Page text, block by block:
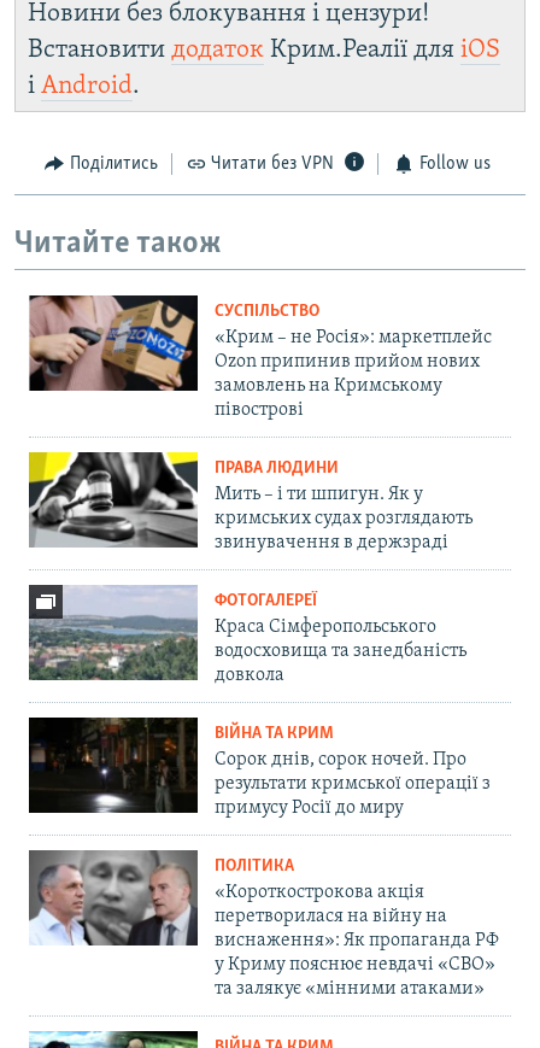
Новини без блокування і цензури!
Встановити додаток Крим.Реалії для iOS
і Android.
Поділитись Читати без VPN Follow us
Читайте також
СУСПІЛЬСТВО
«Крим – не Росія»: маркетплейс
Ozon припинив прийом нових
замовлень на Кримському
півострові
ПРАВА ЛЮДИНИ
Мить – і ти шпигун. Як у
кримських судах розглядають
звинувачення в держзраді
ФОТОГАЛЕРЕЇ
Краса Сімферопольського
водосховища та занедбаність
довкола
ВІЙНА ТА КРИМ
Сорок днів, сорок ночей. Про
результати кримської операції з
примусу Росії до миру
ПОЛІТИКА
«Короткострокова акція
перетворилася на війну на
виснаження»: Як пропаганда РФ
у Криму пояснює невдачі «СВО»
та залякує «мінними атаками»